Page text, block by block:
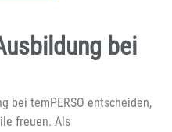
bei
bei temPERSO entscheiden,
freuen. Als